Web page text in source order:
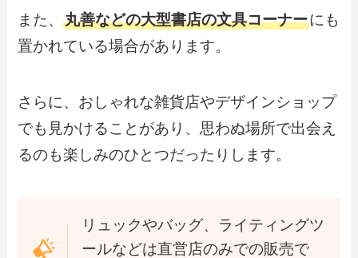
また、丸善などの大型書店の文具コーナーにも
置かれている場合があります。
さらに、おしゃれな雑貨店やデザインショップ
でも見かけることがあり、思わぬ場所で出会え
るのも楽しみのひとつだったりします。
リュックやバッグ、ライティングツ
ールなどは直営店のみでの販売で